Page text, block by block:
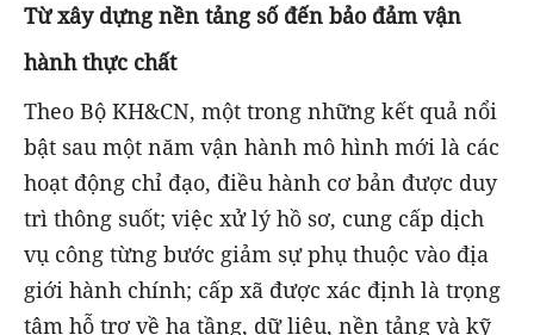
Từ xây dựng nền tảng số đến bảo đảm vận
hành thực chất
Theo Bộ KH&CN, một trong những kết quả nổi
bật sau một năm vận hành mô hình mới là các
hoạt động chỉ đạo, điều hành cơ bản được duy
trì thông suốt; việc xử lý hồ sơ, cung cấp dịch
vụ công từng bước giảm sự phụ thuộc vào địa
giới hành chính; cấp xã được xác định là trọng
tâm hỗ trợ về hạ tầng, dữ liệu, nền tảng và kỹ